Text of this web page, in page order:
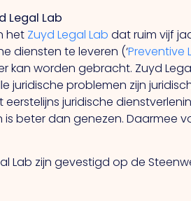
Legal Lab
het Zuyd Legal Lab dat ruim vijf
diensten te leveren (‘Preventive
kan worden gebracht. Zuyd
juridische problemen zijn
eerstelijns juridische
beter dan genezen. Daarmee
Lab zijn gevestigd op de